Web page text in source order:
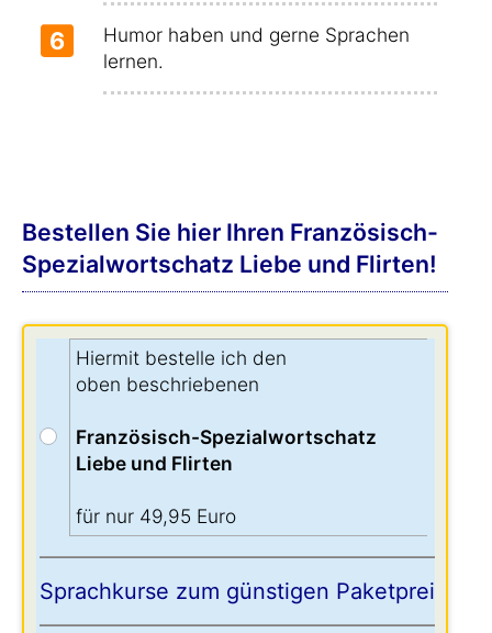
6
Humor haben und gerne Sprachen
lernen.
Bestellen Sie hier Ihren Französisch-
Spezialwortschatz Liebe und Flirten!
Hiermit bestelle ich den
oben beschriebenen
Französisch-Spezialwortschatz
Liebe und Flirten
für nur 49,95 Euro
Sprachkurse zum günstigen Paketpreis: